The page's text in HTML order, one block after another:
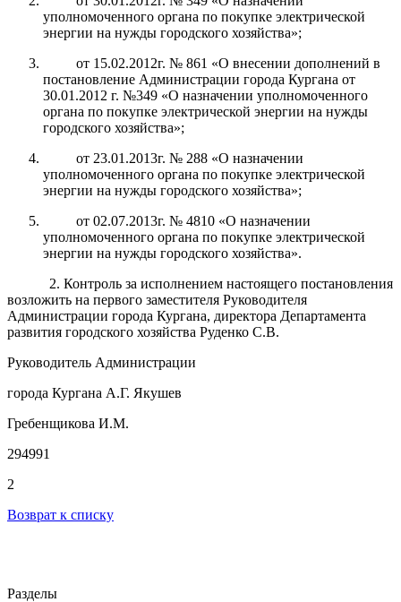
уполномоченного органа по покупке электрической
энергии на нужды городского хозяйства»;
от 15.02.2012г. №861 «О внесении дополнений в
постановление Администрации города Кургана от
30.01.2012 г. №349 «О назначении уполномоченного
органа по покупке электрической энергии на нужды
городского хозяйства»;
от 23.01 .2013г. № 288 «О назначении
уполномоченного органа по покупке электрической
энергии на нужды городского хозяйства»;
от02.07.2013г. №4810 «О назначении
уполномоченного органа по покупке электрической
энергии на нужды городского хозяйства».
2. Контроль за исполнением настоящего постановления
возложить на первого заместителя Руководителя
Администрации города Кургана, директора Департамента
развития городского хозяйства Руденко С.В.
Руководитель Администрации
города Кургана А.Г. Якушев
Гребенщикова И.М.
294991
2
Возврат к списку
Разделы